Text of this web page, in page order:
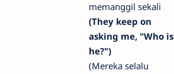
memanggil sekali
(They keep on
asking me, "Who is
he?")
(Mereka selalu